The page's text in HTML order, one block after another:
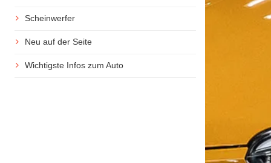
Scheinwerfer
Neu auf der Seite
Wichtigste Infos zum Auto